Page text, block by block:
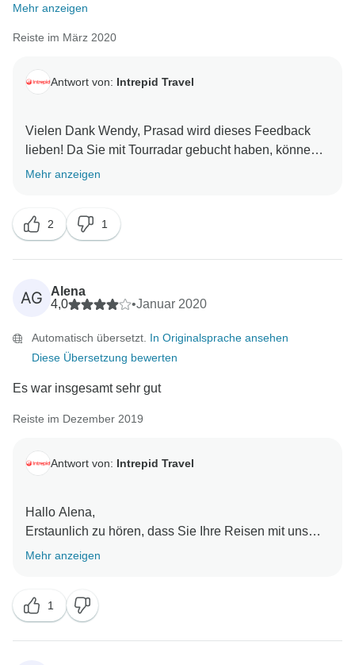
Mehr anzeigen
Reiste im März 2020
Antwort von: Intrepid Travel
Vielen Dank Wendy, Prasad wird dieses Feedback
lieben! Da Sie mit Tourradar gebucht haben, können
wir nicht direkt mit Ihnen kommunizieren, aber wir
Mehr anzeigen
2 1
AG
Alena
4,0
•Januar 2020
Automatisch übersetzt. In Originalsprache ansehen
Diese Übersetzung bewerten
Es war insgesamt sehr gut
Reiste im Dezember 2019
Antwort von: Intrepid Travel
Hallo Alena,
Erstaunlich zu hören, dass Sie Ihre Reisen mit uns
genossen haben. Wir hoffen, Sie bald auf einer
Mehr anzeigen
1